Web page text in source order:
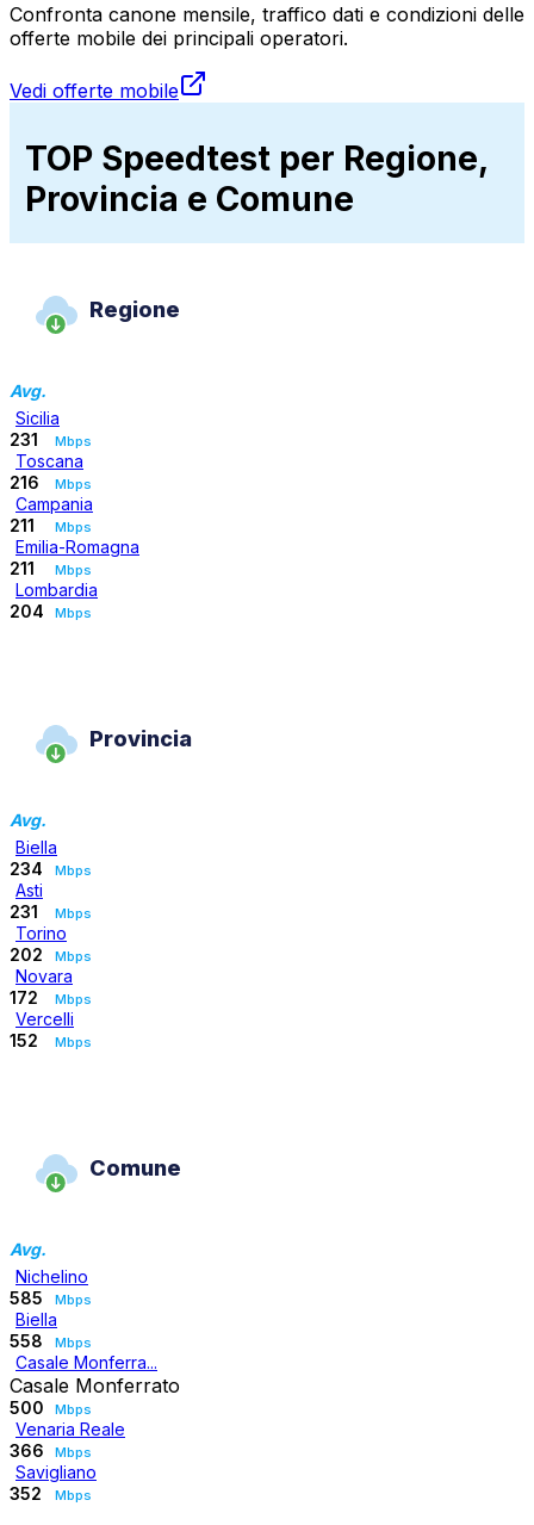
Confronta canone mensile, traffico dati e condizioni delle
offerte mobile dei principali operatori.
Vedi offerte mobile
TOP Speedtest per Regione,
Provincia e Comune
Regione
Avg.
Sicilia
231
Mbps
Toscana
216
Mbps
Campania
211
Mbps
Emilia-Romagna
211
Mbps
Lombardia
204
Mbps
Provincia
Avg.
Biella
234
Mbps
Asti
231
Mbps
Torino
202
Mbps
Novara
172
Mbps
Vercelli
152
Mbps
Comune
Avg.
Nichelino
585
Mbps
Biella
558
Mbps
Casale Monferra...
Casale Monferrato
500 Mbps
Venaria Reale
366
Mbps
Savigliano
352
Mbps